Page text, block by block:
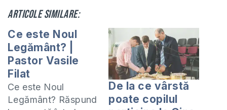
Articole similare:
Ce este Noul
Legământ? |
Pastor Vasile
Filat
Ce este Noul
Legământ? Răspund
De la ce vârstă
poate copilul